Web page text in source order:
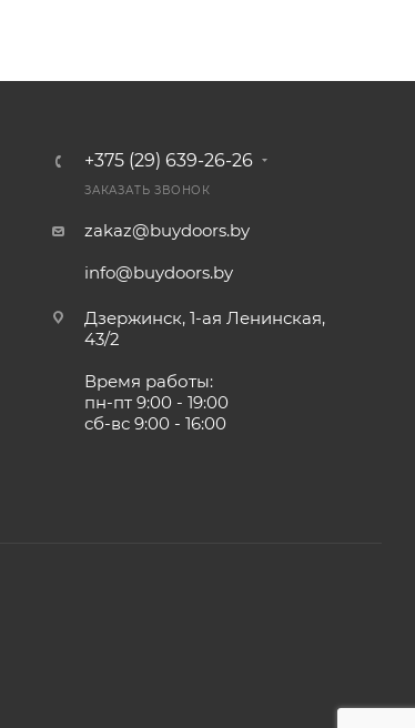
+375 (29) 639-26-26
ЗАКАЗАТЬ ЗВОНОК
zakaz@buydoors.by
info@buydoors.by
Дзержинск, 1-ая Ленинская,
43/2
Время работы:
пн-пт 9:00 - 19:00
сб-вс 9:00 - 16:00